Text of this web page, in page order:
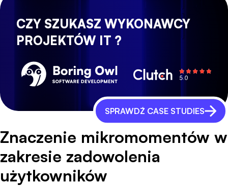
CZY SZUKASZ WYKONAWCY
PROJEKTÓW IT ?
SPRAWDŹ CASE STUDIES
Znaczenie mikromomentów w
zakresie zadowolenia
użytkowników